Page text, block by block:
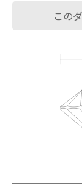
この